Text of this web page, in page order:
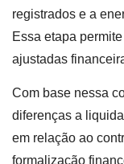
registrados e a
Essa etapa
ajustadas
Com base nessa
diferenças a
em relação ao
formalização